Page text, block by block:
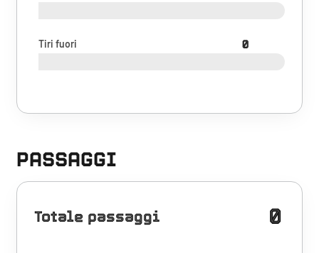
Tiri fuori 0
PASSAGGI
Totale passaggi 0